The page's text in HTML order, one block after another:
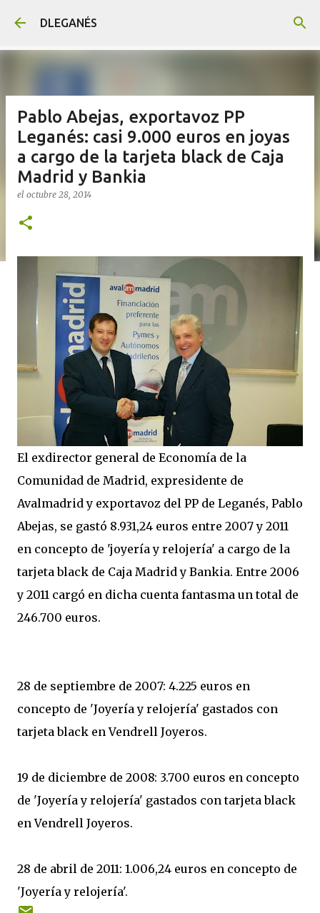
DLEGANÉS
Pablo Abejas, exportavoz PP
Leganés: casi 9.000 euros en joyas
a cargo de la tarjeta black de Caja
Madrid y Bankia
el octubre 28, 2014
El exdirector general de Economía de la
Comunidad de Madrid, expresidente de
Avalmadrid y exportavoz del PP de Leganés, Pablo
Abejas, se gastó 8.931,24 euros entre 2007 y 2011
en concepto de 'joyería y relojería' a cargo de la
tarjeta black de Caja Madrid y Bankia. Entre 2006
y 2011 cargó en dicha cuenta fantasma un total de
246.700 euros.
28 de septiembre de 2007: 4.225 euros en
concepto de 'Joyería y relojería' gastados con
tarjeta black en Vendrell Joyeros.
19 de diciembre de 2008: 3.700 euros en concepto
de 'Joyería y relojería' gastados con tarjeta black
en Vendrell Joyeros.
28 de abril de 2011: 1.006,24 euros en concepto de
'Joyería y relojería'.